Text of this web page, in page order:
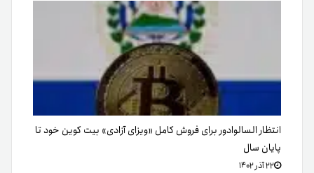
انتظار السالوادور برای فروش کامل «ویزای آزادی» بیت کوین خود تا
پایان سال
۲۲ آذر ۱۴۰۲